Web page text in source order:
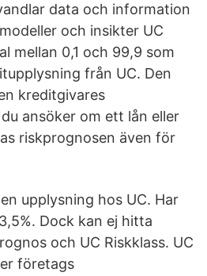
data och information
och insikter UC
mellan 0,1 och 99,9 som
från UC. Den
kreditgivares
ansöker om ett lån eller
riskprognosen även för
upplysning hos UC. Har
Dock kan ej hitta
och UC Riskklass. UC
företags